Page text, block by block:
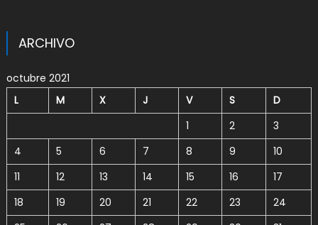
ARCHIVO
octubre 2021
L
M X J V S
D
1
2
3
4
5 6 7 8 9
10
11
12 13 14 15 16
17
18
19 20 21 22 23
24